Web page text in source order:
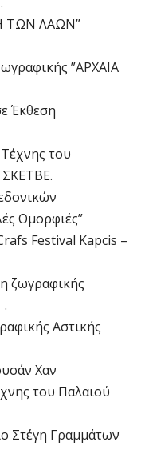
ΤΩΝ ΛΑΩΝ”
”ΑΡΧΑΙΑ
Έκθεση
του
Ομορφιές”
Festival Kapcis –
ζωγραφικής
Αστικής
Χαν
του Παλαιού
Στέγη Γραμμάτων